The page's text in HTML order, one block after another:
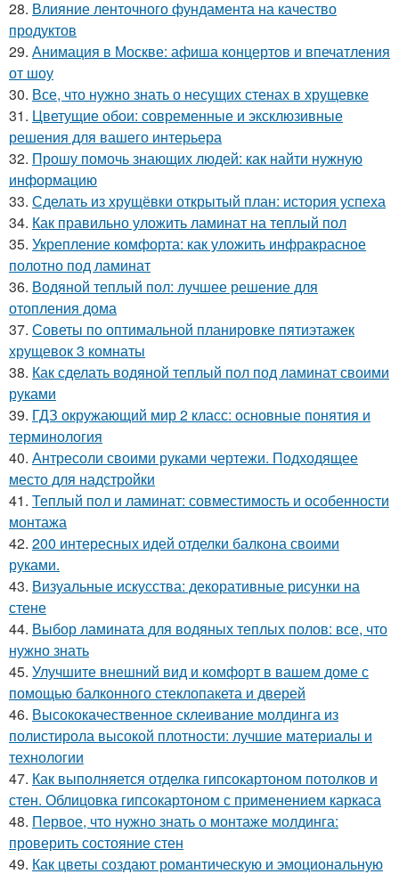
28. Влияние ленточного фундамента на качество
продуктов
29. Анимация в Москве: афиша концертов и впечатления
от шоу
30. Все, что нужно знать о несущих стенах в хрущевке
31. Цветущие обои: современные и эксклюзивные
решения для вашего интерьера
32. Прошу помочь знающих людей: как найти нужную
информацию
33. Сделать из хрущёвки открытый план: история успеха
34. Как правильно уложить ламинат на теплый пол
35. Укрепление комфорта: как уложить инфракрасное
полотно под ламинат
36. Водяной теплый пол: лучшее решение для
отопления дома
37. Советы по оптимальной планировке пятиэтажек
хрущевок 3 комнаты
38. Как сделать водяной теплый пол под ламинат своими
руками
39. ГДЗ окружающий мир 2 класс: основные понятия и
терминология
40. Антресоли своими руками чертежи. Подходящее
место для надстройки
41. Теплый пол и ламинат: совместимость и особенности
монтажа
42. 200 интересных идей отделки балкона своими
руками.
43. Визуальные искусства: декоративные рисунки на
стене
44. Выбор ламината для водяных теплых полов: все, что
нужно знать
45. Улучшите внешний вид и комфорт в вашем доме с
помощью балконного стеклопакета и дверей
46. Высококачественное склеивание молдинга из
полистирола высокой плотности: лучшие материалы и
технологии
47. Как выполняется отделка гипсокартоном потолков и
стен. Облицовка гипсокартоном с применением каркаса
48. Первое, что нужно знать о монтаже молдинга:
проверить состояние стен
49. Как цветы создают романтическую и эмоциональную